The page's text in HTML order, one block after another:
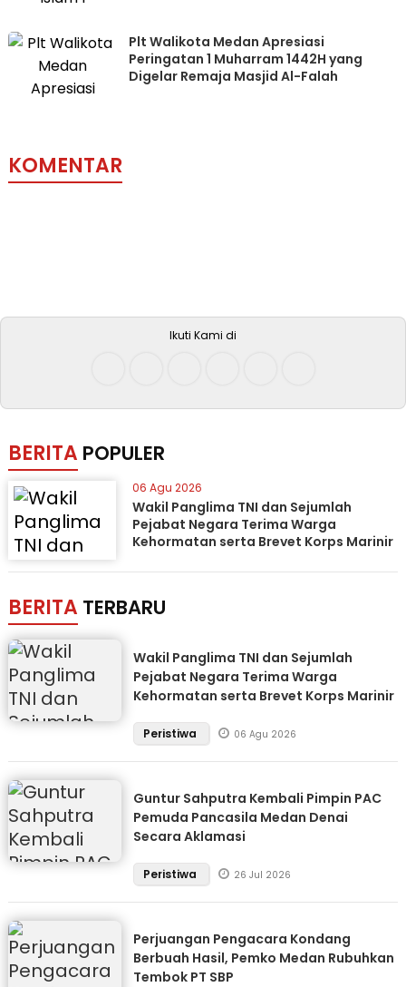
Plt Walikota Medan Apresiasi
Peringatan 1 Muharram 1442H yang
Digelar Remaja Masjid Al-Falah
KOMENTAR
Ikuti Kami di
BERITA POPULER
06 Agu 2026
Wakil Panglima TNI dan Sejumlah
Pejabat Negara Terima Warga
Kehormatan serta Brevet Korps Marinir
BERITA TERBARU
Wakil Panglima TNI dan Sejumlah
Pejabat Negara Terima Warga
Kehormatan serta Brevet Korps Marinir
Peristiwa 06 Agu 2026
Guntur Sahputra Kembali Pimpin PAC
Pemuda Pancasila Medan Denai
Secara Aklamasi
Peristiwa 26 Jul 2026
Perjuangan Pengacara Kondang
Berbuah Hasil, Pemko Medan Rubuhkan
Tembok PT SBP